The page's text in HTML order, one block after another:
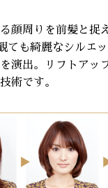
顔周りを前髪と捉
ても綺麗なシルエ
演出。リフトアッ
術です。